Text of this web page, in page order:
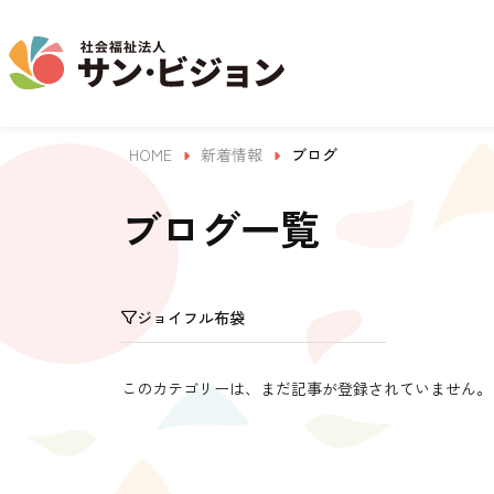
地域から探す
学童保育事業
東山公園
法人について
法人の取り組み
お問い合わせHOME 新着情報 ブログ
ブログ一覧
ジョイフル布袋
このカテゴリーは、まだ記事が登録されていません。